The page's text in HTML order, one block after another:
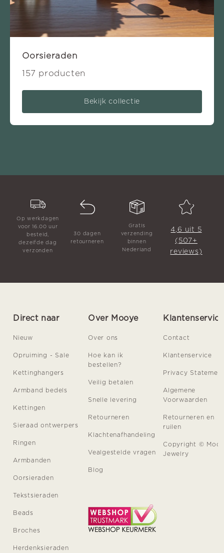
Oorsieraden
157 producten
Bekijk collectie
Op werkdagen
voor 16.00 uur
besteld,
dezelfde dag
verzonden
30 dagen
retourneren
Gratis
verzending
binnen
Nederland
4,6 uit 5
(507+
reviews)
Direct naar
Nieuw
Opruiming - Sale
Kettinghangers
Armband bedels
Kettingen
Sieraad ontwerpers
Ringen
Armbanden
Oorsieraden
Tekstsieraden
Beads
Broches
Herdenksieraden
Over Mooye
Over ons
Hoe kan ik
bestellen?
Veilig betalen
Snelle levering
Retourneren
Klachtenafhandeling
Vealgestelde vragen
Blog
Klantenservice
Contact
Klantenservice
Privacy
Algemene
Voorwaarden
Retourneren en
ruilen
Copyright ©
Jewelry